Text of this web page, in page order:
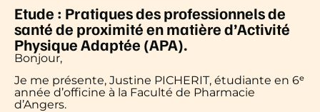
Etude : Pratiques des professionnels de
santé de proximité en matière d’Activité
Physique Adaptée (APA).
Bonjour,
Je me présente, Justine PICHERIT, étudiante en 6ᵉ
année d’officine à la Faculté de Pharmacie
d’Angers.